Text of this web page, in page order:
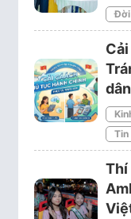
Đời
Tin
Thí